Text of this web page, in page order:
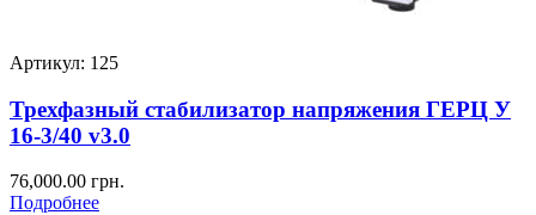
Артикул: 125
Трехфазный стабилизатор напряжения ГЕРЦ У
16-3/40 v3.0
76,000.00 грн.
Подробнее